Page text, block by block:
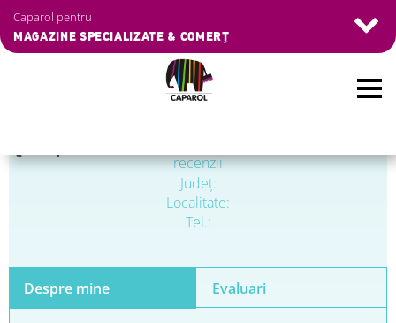
to
Caparol pentru
MAGAZINE SPECIALIZATE & COMERȚ
recenzii
Judeţ:
Localitate:
Tel.:
Despre mine Evaluari